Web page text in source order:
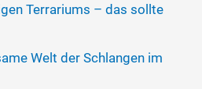
Terrariums – das sollte
Welt der Schlangen im